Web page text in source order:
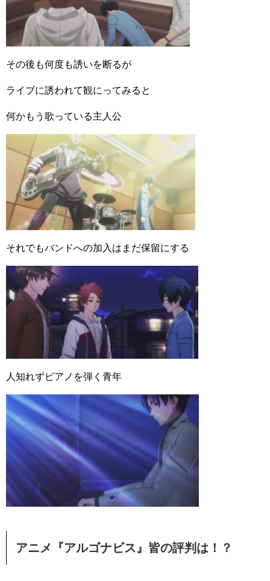
その後も何度も誘いを断るが
ライブに誘われて観にってみると
何かもう歌っている主人公
それでもバンドへの加入はまだ保留にする
人知れずピアノを弾く青年
アニメ『アルゴナビス』皆の評判は！？